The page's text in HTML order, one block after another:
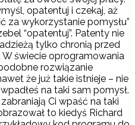
opatentuj i czekaj, aż
za wykorzystanie pomysłu”
“opatentuj”. Patenty nie
tylko chronią przed
świecie oprogramowania
rozwiązanie
że już takie istnieje – nie
na taki sam pomysł.
Ci wpaść na taki
to kiedyś Richard